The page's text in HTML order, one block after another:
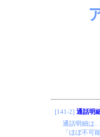
[141-2] 通話明
通話明細は
「ほぼ不可